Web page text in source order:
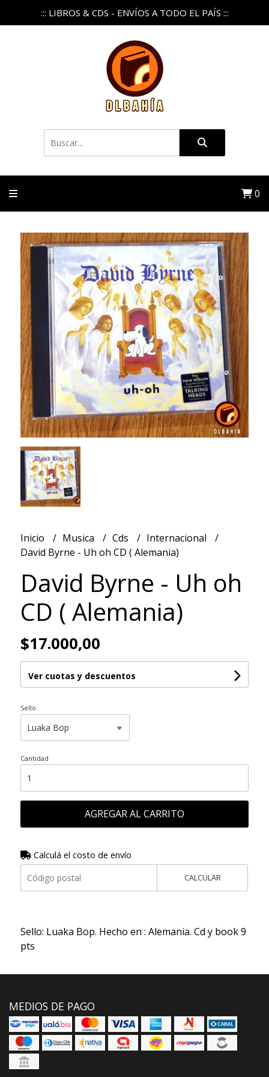
::: LIBROS & CDS - ENVÍOS A TODO EL PAÍS :::
0
Inicio Musica Cds
Internacional
David Byrne - Uh oh CD ( Alemania)
David Byrne - Uh oh
CD ( Alemania)
$17.000,00
Ver cuotas y descuentos
Sello
Cantidad
AGREGAR AL CARRITO
Calculá el costo de envío
CALCULAR
Sello: Luaka Bop. Hecho en : Alemania. Cd y book 9
pts
MEDIOS DE PAGO